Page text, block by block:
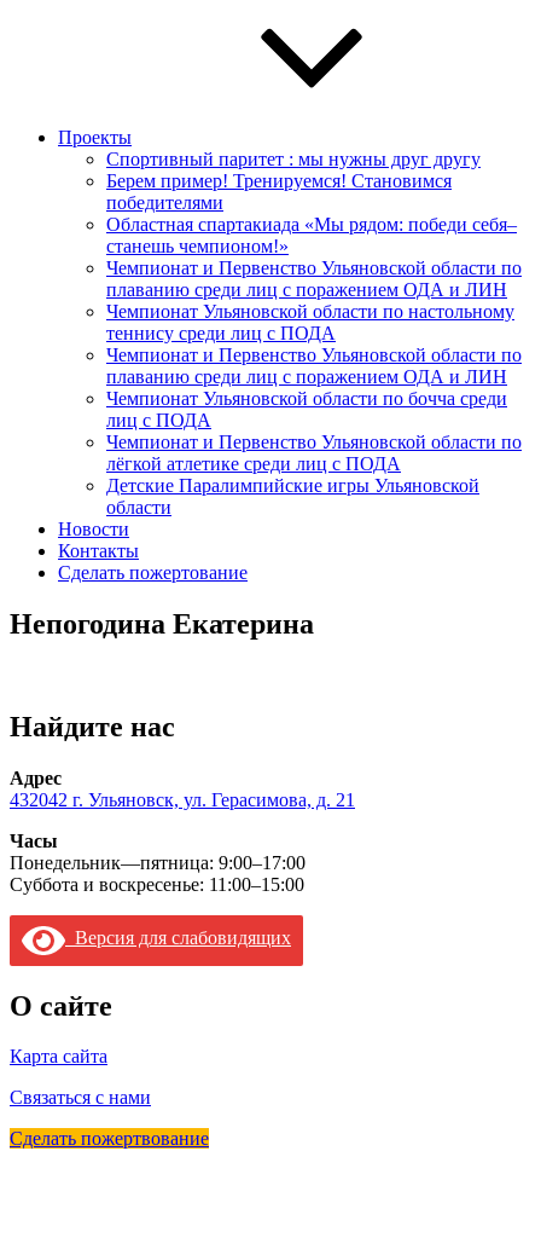
Проекты
Спортивный паритет : мы нужны друг другу
Берем пример! Тренируемся! Становимся
победителями
Областная спартакиада «Мы рядом: победи себя–
станешь чемпионом!»
Чемпионат и Первенство Ульяновской области по
плаванию среди лиц с поражением ОДА и ЛИН
Чемпионат Ульяновской области по настольному
теннису среди лиц с ПОДА
Чемпионат и Первенство Ульяновской области по
плаванию среди лиц с поражением ОДА и ЛИН
Чемпионат Ульяновской области по бочча среди
лиц с ПОДА
Чемпионат и Первенство Ульяновской области по
лёгкой атлетике среди лиц с ПОДА
Детские Паралимпийские игры Ульяновской
области
Новости
Контакты
Сделать пожертование
Непогодина Екатерина
Найдите нас
Адрес
432042 г. Ульяновск, ул. Герасимова, д. 21
Часы
Понедельник—пятница: 9:00–17:00
Суббота и воскресенье: 11:00–15:00
Версия для слабовидящих
О сайте
Карта сайта
Связаться с нами
Сделать пожертвование